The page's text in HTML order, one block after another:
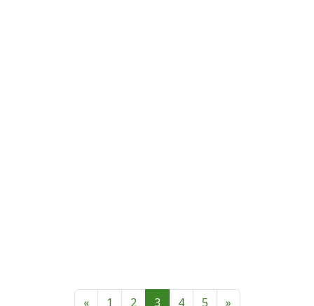
« 1 2 3 4 5 »